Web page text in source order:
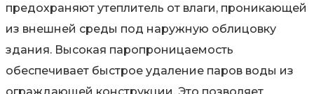
предохраняют утеплитель от влаги, проникающей
из внешней среды под наружную облицовку
здания. Высокая паропроницаемость
обеспечивает быстрое удаление паров воды из